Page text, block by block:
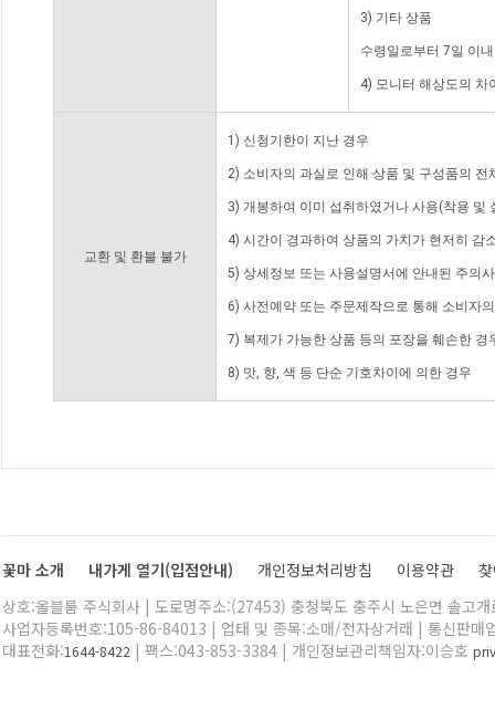
3) 기타 상품
수령일로부터 7일 이
4) 모니터 해상도의 차
교환 및 환불 불가
1) 신청기한이 지난 경우
2) 소비자의 과실로 인해 상품 및 구성품의
3) 개봉하여 이미 섭취하였거나 사용(착용 및
4) 시간이 경과하여 상품의 가치가 현저히 감
5) 상세정보 또는 사용설명서에 안내된 주의
6) 사전예약 또는 주문제작으로 통해 소비자
7) 복제가 가능한 상품 등의 포장을 훼손한 경
8) 맛, 향, 색 등 단순 기호차이에 의한 경우
꽃마 소개 내가게 열기(입점안내) 개인정보처리방침 이용약관
상호:올블룸 주식회사 | 도로명주소:(27453) 충청북도 충주시 노은면 솔고
사업자등록번호:105-86-84013 | 업태 및 종목:소매/전자상거래 | 통신판매
대표전화:1644-8422 | 팩스:043-853-3384 | 개인정보관리책임자:이승호